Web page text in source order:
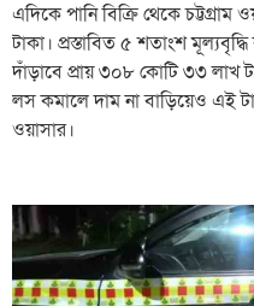
এদিকে পানি বিক্রি থেকে
টাকা। প্রস্তাবিত ৫ শতাংশ
দাঁড়াবে প্রায় ৩০৮ কোটি ৩৩ লাখ
লস কমালে দাম না বাড়িয়েও এই
ওয়াসার।